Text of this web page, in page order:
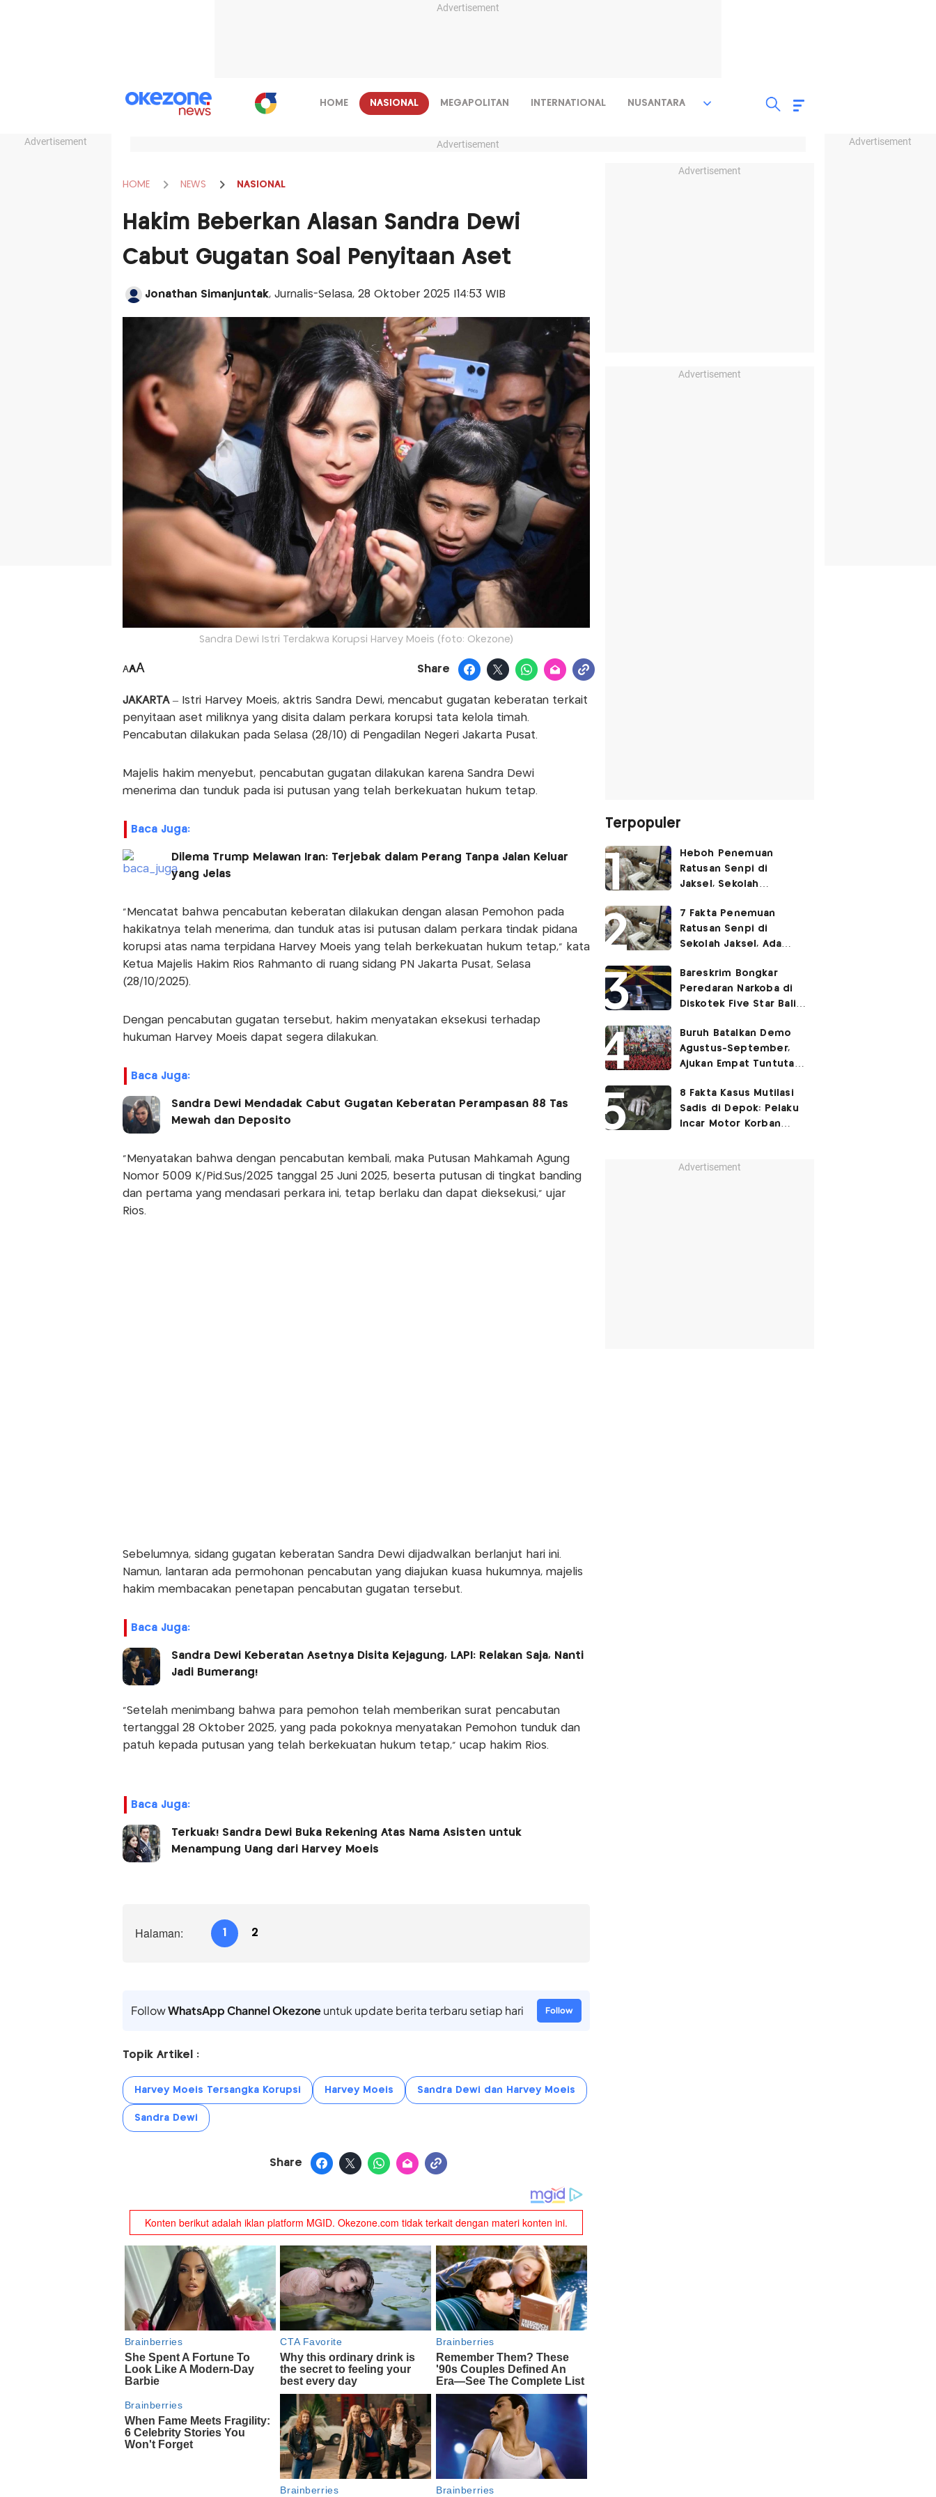
Advertisement
Advertisement Advertisement
HOME NASIONAL MEGAPOLITAN INTERNATIONAL NUSANTARA
Advertisement
HOME NEWS NASIONAL
Hakim Beberkan Alasan Sandra Dewi
Cabut Gugatan Soal Penyitaan Aset
Jonathan Simanjuntak, Jurnalis-Selasa, 28 Oktober 2025 |14:53 WIB
Sandra Dewi Istri Terdakwa Korupsi Harvey Moeis (foto: Okezone)
AAA Share
JAKARTA – Istri Harvey Moeis, aktris Sandra Dewi, mencabut gugatan keberatan terkait
penyitaan aset miliknya yang disita dalam perkara korupsi tata kelola timah.
Pencabutan dilakukan pada Selasa (28/10) di Pengadilan Negeri Jakarta Pusat.
Majelis hakim menyebut, pencabutan gugatan dilakukan karena Sandra Dewi
menerima dan tunduk pada isi putusan yang telah berkekuatan hukum tetap.
Baca Juga:
Dilema Trump Melawan Iran: Terjebak dalam Perang Tanpa Jalan Keluar
yang Jelas
“Mencatat bahwa pencabutan keberatan dilakukan dengan alasan Pemohon pada
hakikatnya telah menerima, dan tunduk atas isi putusan dalam perkara tindak pidana
korupsi atas nama terpidana Harvey Moeis yang telah berkekuatan hukum tetap,” kata
Ketua Majelis Hakim Rios Rahmanto di ruang sidang PN Jakarta Pusat, Selasa
(28/10/2025).
Dengan pencabutan gugatan tersebut, hakim menyatakan eksekusi terhadap
hukuman Harvey Moeis dapat segera dilakukan.
Baca Juga:
Sandra Dewi Mendadak Cabut Gugatan Keberatan Perampasan 88 Tas
Mewah dan Deposito
“Menyatakan bahwa dengan pencabutan kembali, maka Putusan Mahkamah Agung
Nomor 5009 K/Pid.Sus/2025 tanggal 25 Juni 2025, beserta putusan di tingkat banding
dan pertama yang mendasari perkara ini, tetap berlaku dan dapat dieksekusi,” ujar
Rios.
Sebelumnya, sidang gugatan keberatan Sandra Dewi dijadwalkan berlanjut hari ini.
Namun, lantaran ada permohonan pencabutan yang diajukan kuasa hukumnya, majelis
hakim membacakan penetapan pencabutan gugatan tersebut.
Baca Juga:
Sandra Dewi Keberatan Asetnya Disita Kejagung, LAPI: Relakan Saja, Nanti
Jadi Bumerang!
“Setelah menimbang bahwa para pemohon telah memberikan surat pencabutan
tertanggal 28 Oktober 2025, yang pada pokoknya menyatakan Pemohon tunduk dan
patuh kepada putusan yang telah berkekuatan hukum tetap,” ucap hakim Rios.
Baca Juga:
Terkuak! Sandra Dewi Buka Rekening Atas Nama Asisten untuk
Menampung Uang dari Harvey Moeis
Halaman: 1 2
FollowWhatsApp Channel Okezoneuntuk update berita terbaru setiap hari Follow
Topik Artikel :
Harvey Moeis Tersangka Korupsi Harvey Moeis Sandra Dewi dan Harvey Moeis
Sandra Dewi
Share
Advertisement
Advertisement
Terpopuler
Heboh Penemuan
Ratusan Senpi di
Jaksel, Sekolah
Kegiatan Eskul
Menembak
7 Fakta Penemuan
Ratusan Senpi di
Sekolah Jaksel, Ada
Ruang Bunker
Bareskrim Bongkar
Peredaran Narkoba di
Diskotek Five Star Bali,
Buruh Batalkan Demo
Agustus-September,
Ajukan Empat Tuntutan
8 Fakta Kasus Mutilasi
Sadis di Depok: Pelaku
Incar Motor Korban
Advertisement